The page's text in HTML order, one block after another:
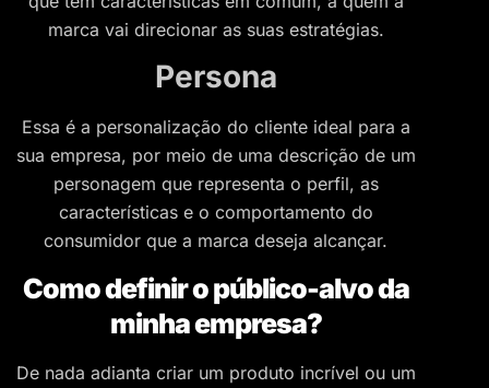
marca vai direcionar as suas estratégias.
Persona
Essa é a personalização do cliente ideal para a
sua empresa, por meio de uma descrição de um
personagem que representa o perfil, as
características e o comportamento do
consumidor que a marca deseja alcançar.
Como definir o público-alvo da
minha empresa?
De nada adianta criar um produto incrível ou um